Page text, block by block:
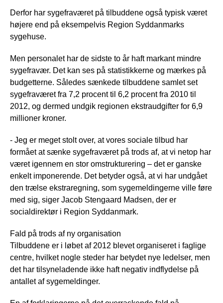
Derfor har sygefraværet på tilbuddene også typisk været
højere end på eksempelvis Region Syddanmarks
sygehuse.
Men personalet har de sidste to år haft markant mindre
sygefravær. Det kan ses på statistikkerne og mærkes på
budgetterne. Således sænkede tilbuddene samlet set
sygefraværet fra 7,2 procent til 6,2 procent fra 2010 til
2012, og dermed undgik regionen ekstraudgifter for 6,9
millioner kroner.
- Jeg er meget stolt over, at vores sociale tilbud har
formået at sænke sygefraværet på trods af, at vi netop har
været igennem en stor omstrukturering – det er ganske
enkelt imponerende. Det betyder også, at vi har undgået
den trælse ekstraregning, som sygemeldingerne ville føre
med sig, siger Jacob Stengaard Madsen, der er
socialdirektør i Region Syddanmark.
Fald på trods af ny organisation
Tilbuddene er i løbet af 2012 blevet organiseret i faglige
centre, hvilket nogle steder har betydet nye ledelser, men
det har tilsyneladende ikke haft negativ indflydelse på
antallet af sygemeldinger.